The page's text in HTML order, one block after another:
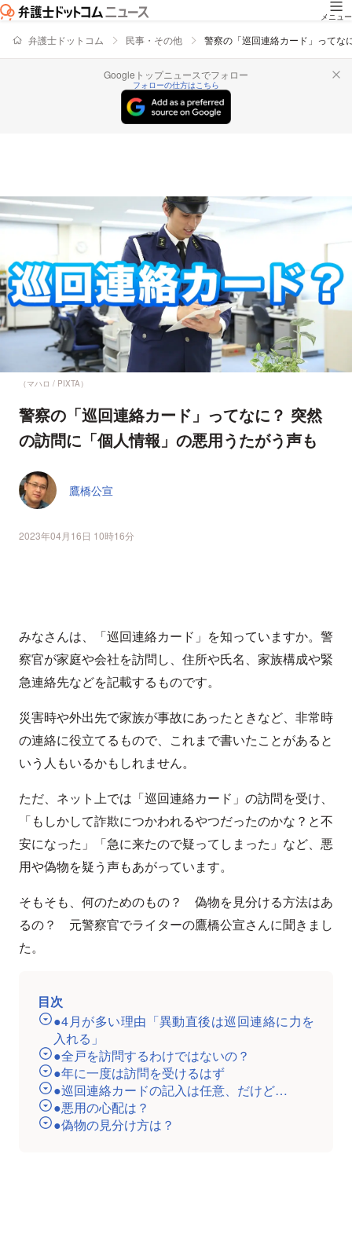
メニュー
弁護士ドットコム 民事・その他 警察の「巡回連絡カード」ってな
Googleトップニュースでフォロー
フォローの仕方はこちら
（マハロ / PIXTA）
警察の「巡回連絡カード」ってなに？ 突然
の訪問に「個人情報」の悪用うたがう声も
鷹橋公宣
2023年04月16日 10時16分
みなさんは、「巡回連絡カード」を知っていますか。警
察官が家庭や会社を訪問し、住所や氏名、家族構成や緊
急連絡先などを記載するものです。
災害時や外出先で家族が事故にあったときなど、非常時
の連絡に役立てるもので、これまで書いたことがあると
いう人もいるかもしれません。
ただ、ネット上では「巡回連絡カード」の訪問を受け、
「もしかして詐欺につかわれるやつだったのかな？と不
安になった」「急に来たので疑ってしまった」など、悪
用や偽物を疑う声もあがっています。
そもそも、何のためのもの？ 偽物を見分ける方法はあ
るの？ 元警察官でライターの鷹橋公宣さんに聞きまし
た。
目次
●4月が多い理由「異動直後は巡回連絡に力を
入れる」
●全戸を訪問するわけではないの？
●年に一度は訪問を受けるはず
●巡回連絡カードの記入は任意、だけど…
●悪用の心配は？
●偽物の見分け方は？